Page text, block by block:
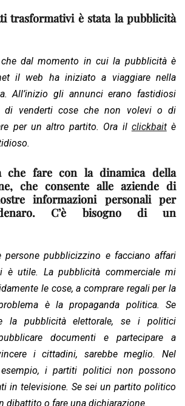
trasformativi è stata la pubblicità
dal momento in cui la pubblicità è
il web ha iniziato a viaggiare nella
All’inizio gli annunci erano fastidiosi
di venderti cose che non volevi o di
per un altro partito. Ora il clickbaitè
che fare con la dinamica della
che consente alle aziende di
informazioni personali per
denaro. C’è bisogno di un
pubblicizzino e facciano affari
è utile. La pubblicità commerciale mi
le cose, a comprare regali per la
è la propaganda politica. Se
la pubblicità elettorale, se i politici
documenti e partecipare a
i cittadini, sarebbe meglio. Nel
i partiti politici non possono
in televisione. Se sei un partito politico
dibattito o fare una dichiarazione.